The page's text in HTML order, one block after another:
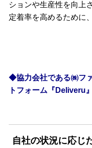
ションや生産性を向上
定着率を高めるために
◆協力会社である㈱フ
トフォーム『Deliveru
自社の状況に応じ